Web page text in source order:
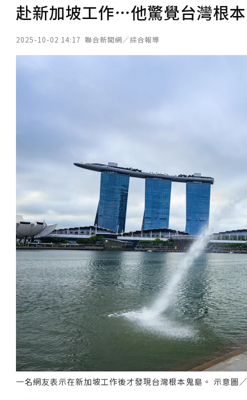
赴新加坡工作…他驚覺台灣根
2025-10-02 14:17 聯合新聞網／綜合報導
一名網友表示在新加坡工作後才發現台灣根本鬼島。 示意圖